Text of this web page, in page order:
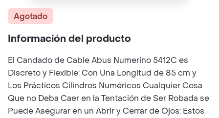
Agotado
Información del producto
El Candado de Cable Abus Numerino 5412C es
Discreto y Flexible: Con Una Longitud de 85 cm y
Los Prácticos Cilindros Numéricos Cualquier Cosa
Que no Deba Caer en la Tentación de Ser Robada se
Puede Asegurar en un Abrir y Cerrar de Ojos: Estos